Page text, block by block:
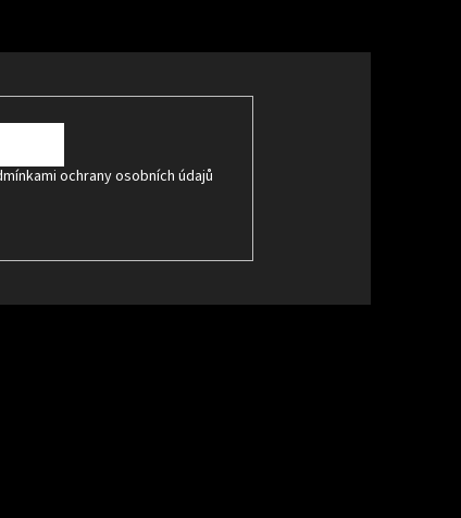
ochrany osobních údajů